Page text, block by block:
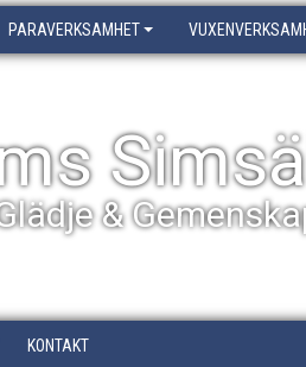
PARAVERKSAMHET
&
KONTAKT